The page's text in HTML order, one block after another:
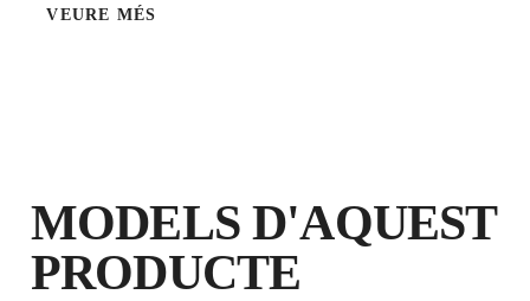
VEURE MÉS
MODELS D'AQUEST
PRODUCTE